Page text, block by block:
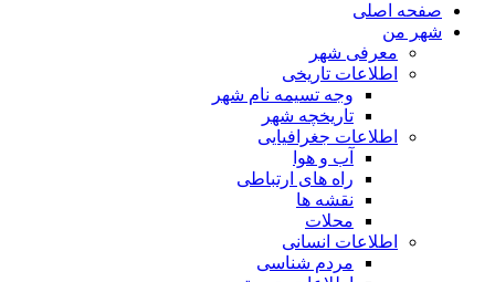
صفحه اصلی
شهر من
معرفی شهر
اطلاعات تاریخی
وجه تسیمه نام شهر
تاریخچه شهر
اطلاعات جغرافیایی
آب و هوا
راه های ارتباطی
نقشه ها
محلات
اطلاعات انسانی
مردم شناسی